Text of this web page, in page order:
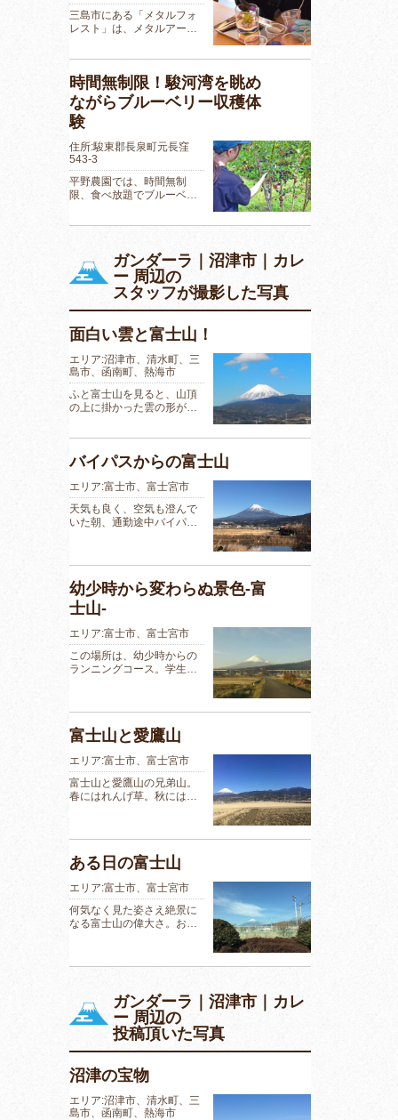
三島市にある「メタルフォ
レスト」は、メタルアー…
時間無制限！駿河湾を眺め
ながらブルーベリー収穫体
験
住所:駿東郡長泉町元長窪
543-3
平野農園では、時間無制
限、食べ放題でブルーベ…
ガンダーラ｜沼津市｜カレ
ー 周辺の
スタッフが撮影した写真
面白い雲と富士山！
エリア:沼津市、清水町、三
島市、函南町、熱海市
ふと富士山を見ると、山頂
の上に掛かった雲の形が…
バイパスからの富士山
エリア:富士市、富士宮市
天気も良く、空気も澄んで
いた朝、通勤途中バイパ…
幼少時から変わらぬ景色‐富
士山‐
エリア:富士市、富士宮市
この場所は、幼少時からの
ランニングコース。学生…
富士山と愛鷹山
エリア:富士市、富士宮市
富士山と愛鷹山の兄弟山。
春にはれんげ草。秋には…
ある日の富士山
エリア:富士市、富士宮市
何気なく見た姿さえ絶景に
なる富士山の偉大さ。お…
ガンダーラ｜沼津市｜カレ
ー 周辺の
投稿頂いた写真
沼津の宝物
エリア:沼津市、清水町、三
島市、函南町、熱海市